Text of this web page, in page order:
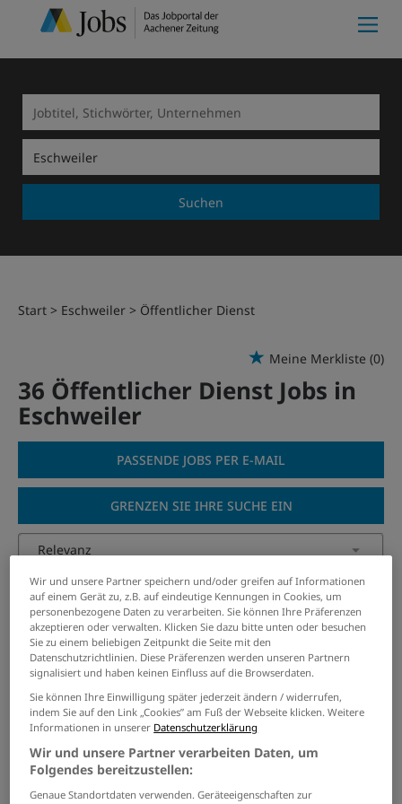
Suchen
Start Eschweiler Öffentlicher Dienst
Meine Merkliste (0)
36 Öffentlicher Dienst Jobs in
Eschweiler
PASSENDE JOBS PER E-MAIL
GRENZEN SIE IHRE SUCHE EIN
Amtsleitung Baubetriebshof
(m/w/d)
25.07.2026 /Stadt Würselen / Würselen
Sachbearbeitung (w/m/d)
Koordination /
Fallbearbeitung betriebliches
Eingliederungsmanagement
(BEM)
02.08.2026 /Stadt Erkelenz / Erkelenz
Wir und unsere Partner speichern und/oder greifen auf Informationen
auf einem Gerät zu, z.B. auf eindeutige Kennungen in Cookies, um
personenbezogene Daten zu verarbeiten. Sie können Ihre Präferenzen
akzeptieren oder verwalten. Klicken Sie dazu bitte unten oder besuchen
Sie zu einem beliebigen Zeitpunkt die Seite mit den
Datenschutzrichtlinien. Diese Präferenzen werden unseren Partnern
signalisiert und haben keinen Einfluss auf die Browserdaten.
Sie können Ihre Einwilligung später jederzeit ändern / widerrufen,
indem Sie auf den Link „Cookies” am Fuß der Webseite klicken. Weitere
Informationen in unserer Datenschutzerklärung
Wir und unsere Partner verarbeiten Daten, um
Folgendes bereitzustellen:
Genaue Standortdaten verwenden. Geräteeigenschaften zur